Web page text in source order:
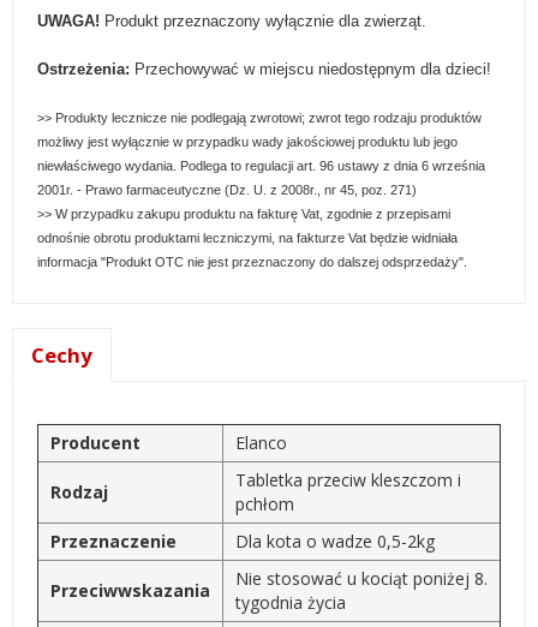
UWAGA! Produkt przeznaczony wyłącznie dla zwierząt.
Ostrzeżenia: Przechowywać w miejscu niedostępnym dla dzieci!
>> Produkty lecznicze nie podlegają zwrotowi; zwrot tego rodzaju produktów
możliwy jest wyłącznie w przypadku wady jakościowej produktu lub jego
niewłaściwego wydania. Podlega to regulacji art. 96 ustawy z dnia 6 września
2001r. - Prawo farmaceutyczne (Dz. U. z 2008r., nr 45, poz. 271)
>> W przypadku zakupu produktu na fakturę Vat, zgodnie z przepisami
odnośnie obrotu produktami leczniczymi, na fakturze Vat będzie widniała
informacja "Produkt OTC nie jest przeznaczony do dalszej odsprzedaży".
Cechy
Producent Elanco
Rodzaj
Tabletka przeciw kleszczom i
pchłom
Przeznaczenie
Dla kota o wadze 0,5-2kg
Przeciwwskazania
Nie stosować u kociąt poniżej 8.
tygodnia życia